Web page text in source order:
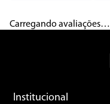
Carregando avaliações…
Institucional